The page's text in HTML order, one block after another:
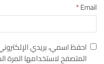
Email
*
احفظ اسمي، بريدي
المتصفح لاستخدامها المرة